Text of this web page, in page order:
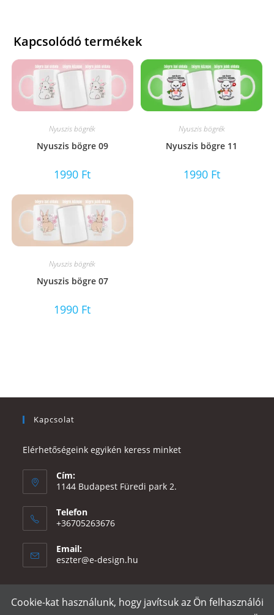
Kapcsolódó termékek
Nyuszis bögrék
Nyuszis bögre 09
1990 Ft
Nyuszis bögrék
Nyuszis bögre 11
1990 Ft
Nyuszis bögrék
Nyuszis bögre 07
1990 Ft
Kapcsolat
Elérhetőségeink egyikén keress minket
Cím:
1144 Budapest Füredi park 2.
Telefon
+36705263676
Email:
eszter@e-design.hu
Cookie-kat használunk, hogy javítsuk az Ön felhasználói